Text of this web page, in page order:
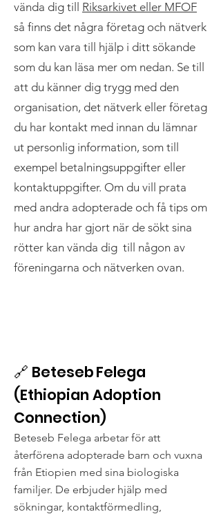
vända dig till Riksarkivet eller MFOF
så finns det några företag och nätverk
som kan vara till hjälp i ditt sökande
som du kan läsa mer om nedan. Se till
att du känner dig trygg med den
organisation, det nätverk eller företag
du har kontakt med innan du lämnar
ut personlig information, som till
exempel betalningsuppgifter eller
kontaktuppgifter. Om du vill prata
med andra adopterade och få tips om
hur andra har gjort när de sökt sina
rötter kan vända dig till någon av
föreningarna och nätverken ovan.
🔗 Beteseb Felega
(Ethiopian Adoption
Connection)
Beteseb Felega arbetar för att
återförena adopterade barn och vuxna
från Etiopien med sina biologiska
familjer. De erbjuder hjälp med
sökningar, kontaktförmedling,